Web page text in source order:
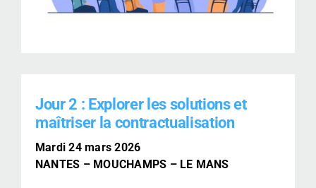
Jour 2 : Explorer les solutions et
maîtriser la contractualisation
Mardi 24 mars 2026
NANTES – MOUCHAMPS – LE MANS